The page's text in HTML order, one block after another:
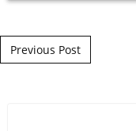
Previous Post